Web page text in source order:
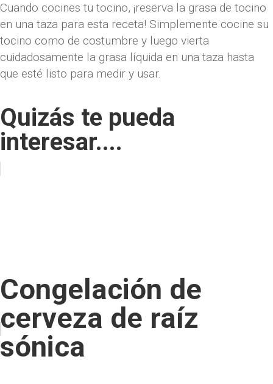
Cuando cocines tu tocino, ¡reserva la grasa de tocino
en una taza para esta receta! Simplemente cocine su
tocino como de costumbre y luego vierta
cuidadosamente la grasa líquida en una taza hasta
que esté listo para medir y usar.
Quizás te pueda
interesar....
Congelación de
cerveza de raíz
sónica